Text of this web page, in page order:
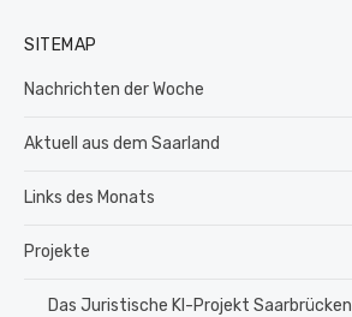
SITEMAP
Nachrichten der Woche
Aktuell aus dem Saarland
Links des Monats
Projekte
Das Juristische KI-Projekt Saarbrücken